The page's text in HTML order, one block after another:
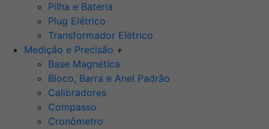
Pilha e Bateria
Plug Elétrico
Transformador Elétrico
Medição e Precisão +
Base Magnética
Bloco, Barra e Anel Padrão
Calibradores
Compasso
Cronômetro